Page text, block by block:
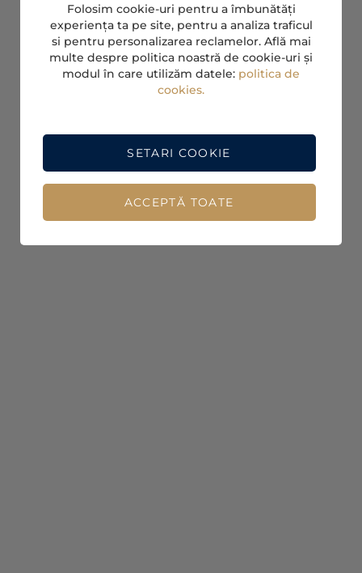
Folosim cookie-uri pentru a îmbunătăți
experiența ta pe site, pentru a analiza traficul
si pentru personalizarea reclamelor. Află mai
multe despre politica noastră de cookie-uri și
modul în care utilizăm datele: politica de
cookies.
ACCEPTĂ TOATE
SETARI COOKIE